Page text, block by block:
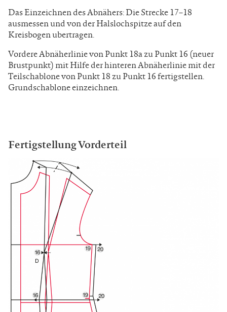
Das Einzeichnen des Abnähers: Die Strecke 17–18
ausmessen und von der Halslochspitze auf den
Kreisbogen ubertragen.
Vordere Abnäherlinie von Punkt 18a zu Punkt 16 (neuer
Brustpunkt) mit Hilfe der hinteren Abnäherlinie mit der
Teilschablone von Punkt 18 zu Punkt 16 fertigstellen.
Grundschablone einzeichnen.
Fertigstellung Vorderteil